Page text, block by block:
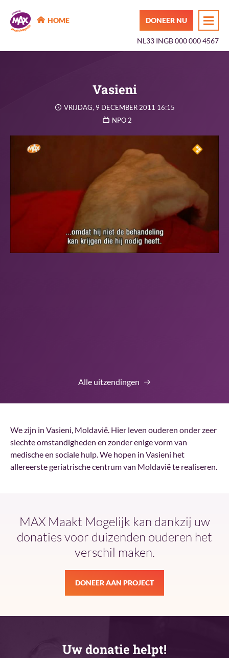
MAX Maakt Mogelijk
HOME DONEER NU
NL33 INGB 000 000 4567
Vasieni
VRIJDAG, 9 DECEMBER 2011 16:15
NPO 2
Alle uitzendingen
We zijn in Vasieni, Moldavië. Hier leven ouderen onder zeer
slechte omstandigheden en zonder enige vorm van
medische en sociale hulp. We hopen in Vasieni het
allereerste geriatrische centrum van Moldavië te realiseren.
MAX Maakt Mogelijk kan dankzij uw
donaties voor duizenden ouderen het
verschil maken.
DONEER AAN PROJECT
Uw donatie helpt!